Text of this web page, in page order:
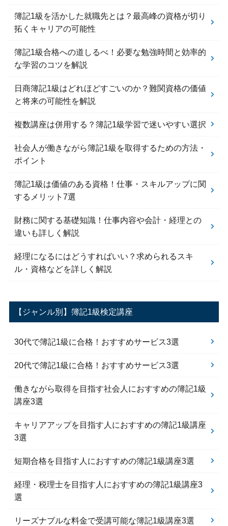
簿記1級を活かした就職先とは？最高峰の資格が切り
拓くキャリアの可能性
簿記1級合格への道しるべ！必要な勉強時間と効率的
な学習のコツを解説
日商簿記1級はどれほどすごいのか？難関資格の価値
と将来の可能性を解説
複数講座は併用する？簿記1級学習で迷いやすい選択
社会人が働きながら簿記1級を取得するための方法・
ポイント
簿記1級は価値のある資格！仕事・スキルアップに関
するメリット7選
財務に関する基礎知識！仕事内容や会計・経理との
違いも詳しく解説
経理になるにはどうすればいい？求められるスキ
ル・資格などを詳しく解説
【ジャンル別】簿記1級検定講座
30代で簿記1級に合格！おすすめサービス3選
20代で簿記1級に合格！おすすめサービス3選
働きながら取得を目指す社会人におすすめの簿記1級
講座3選
キャリアアップを目指す人におすすめの簿記1級講座
3選
短期合格を目指す人におすすめの簿記1級講座3選
経理・税理士を目指す人におすすめの簿記1級講座3
選
リーズナブルな料金で受講可能な簿記1級講座3選